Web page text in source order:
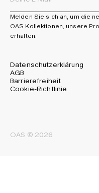
Melden Sie sich an, um die
OAS Kollektionen, unsere
erhalten.
Datenschutzerklärung
AGB
Barrierefreiheit
Cookie-Richtlinie
OAS © 2026